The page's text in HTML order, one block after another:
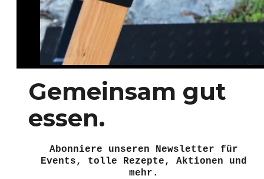
Gemeinsam gut
essen.
Abonniere unseren Newsletter für
Events, tolle Rezepte, Aktionen und
mehr.